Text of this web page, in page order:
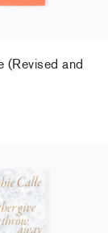
(Revised and
nor throw away